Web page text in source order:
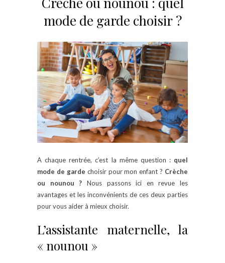
mode de garde choisir ?
A chaque rentrée, c’est la même question : quel
mode de garde choisir pour mon enfant ? Crèche
ou nounou ? Nous passons ici en revue les
avantages et les inconvénients de ces deux parties
pour vous aider à mieux choisir.
L’assistante maternelle, la
« nounou »